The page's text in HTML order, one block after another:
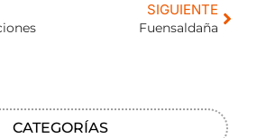
SIGUIENTE
Fuensaldaña
CATEGORÍAS